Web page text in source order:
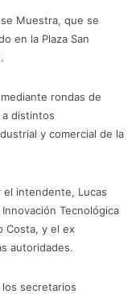
Muestra, que se
en la Plaza San
rondas de
distintos
y comercial de la
el intendente, Lucas
Tecnológica
Costa, y el ex
autoridades.
secretarios